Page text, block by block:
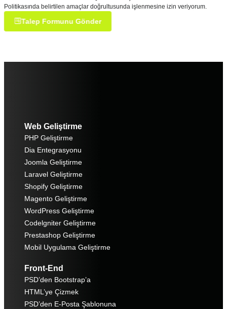
Politikasında belirtilen amaçlar doğrultusunda işlenmesine izin veriyorum.
Talep Formunu Gönder
Web Geliştirme
PHP Geliştirme
Dia Entegrasyonu
Joomla Geliştirme
Laravel Geliştirme
Shopify Geliştirme
Magento Geliştirme
WordPress Geliştirme
Codelgniter Geliştirme
Prestashop Geliştirme
Mobil Uygulama Geliştirme
Front-End
PSD’den Bootstrap’a
HTML’ye Çizmek
PSD’den E-Posta Şablonuna